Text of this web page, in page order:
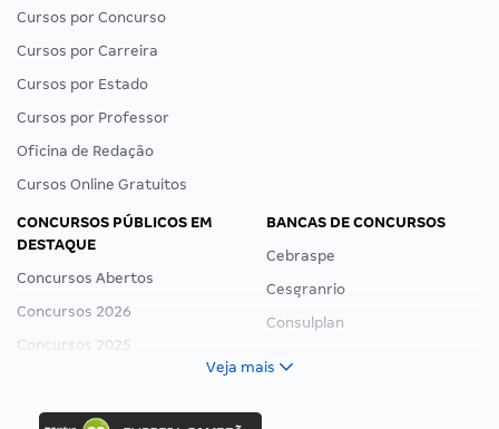
Cursos por Concurso
Cursos por Carreira
Cursos por Estado
Cursos por Professor
Oficina de Redação
Cursos Online Gratuitos
CONCURSOS PÚBLICOS EM
DESTAQUE
Concursos Abertos
Concursos 2026
Concursos 2025
Concurso Ibama
BANCAS DE CONCURSOS
Cebraspe
Cesgranrio
Consulplan
Veja mais